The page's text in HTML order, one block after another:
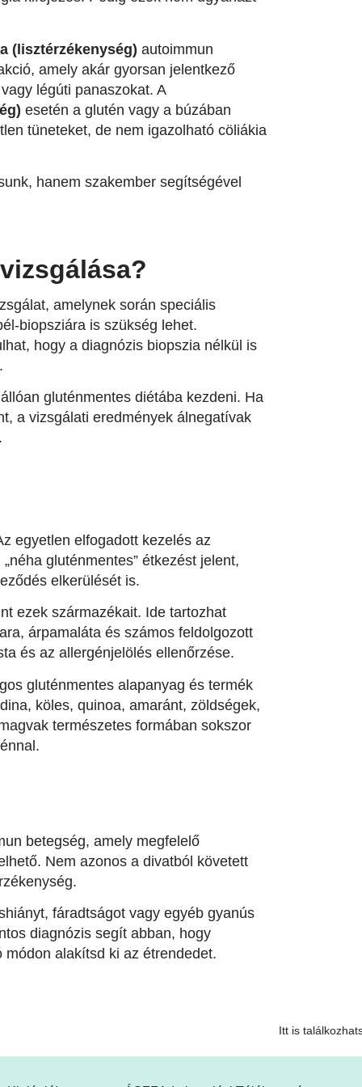
(lisztérzékenység) autoimmun
amely akár gyorsan jelentkező
légúti panaszokat. A
esetén a glutén vagy a búzában
tüneteket, de nem igazolható cöliákia
hanem szakember segítségével
amelynek során speciális
biopsziára is szükség lehet.
hogy a diagnózis biopszia nélkül is
gluténmentes diétába kezdeni. Ha
a vizsgálati eredmények álnegatívak
egyetlen elfogadott kezelés az
gluténmentes” étkezést jelent,
elkerülését is.
ezek származékait. Ide tartozhat
árpamaláta és számos feldolgozott
és az allergénjelölés ellenőrzése.
gluténmentes alapanyag és termék
köles, quinoa, amaránt, zöldségek,
természetes formában sokszor
betegség, amely megfelelő
Nem azonos a divatból követett
fáradtságot vagy egyéb gyanús
diagnózis segít abban, hogy
alakítsd ki az étrendedet.
Itt is